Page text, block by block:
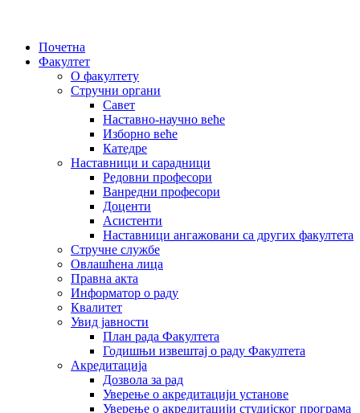
Почетна
Факултет
О факултету
Стручни органи
Савет
Наставно-научно веће
Изборно веће
Катедре
Наставници и сарадници
Редовни професори
Ванредни професори
Доценти
Асистенти
Наставници ангажовани са других факултета
Стручне службе
Овлашћена лица
Правна акта
Информатор о раду
Квалитет
Увид јавности
План рада Факултета
Годишњи извештај о раду Факултета
Акредитација
Дозвола за рад
Уверење о акредитацији установе
Уверење о акредитацији студијског програма